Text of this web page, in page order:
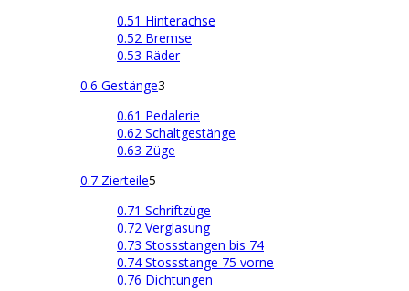
0.51 Hinterachse
0.52 Bremse
0.53 Räder
0.6 Gestänge3
0.61 Pedalerie
0.62 Schaltgestänge
0.63 Züge
0.7 Zierteile5
0.71 Schriftzüge
0.72 Verglasung
0.73 Stossstangen bis 74
0.74 Stossstange 75 vorne
0.76 Dichtungen